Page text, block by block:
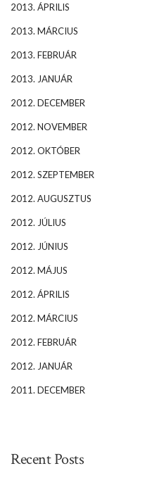
2013. ÁPRILIS
2013. MÁRCIUS
2013. FEBRUÁR
2013. JANUÁR
2012. DECEMBER
2012. NOVEMBER
2012. OKTÓBER
2012. SZEPTEMBER
2012. AUGUSZTUS
2012. JÚLIUS
2012. JÚNIUS
2012. MÁJUS
2012. ÁPRILIS
2012. MÁRCIUS
2012. FEBRUÁR
2012. JANUÁR
2011. DECEMBER
Recent Posts